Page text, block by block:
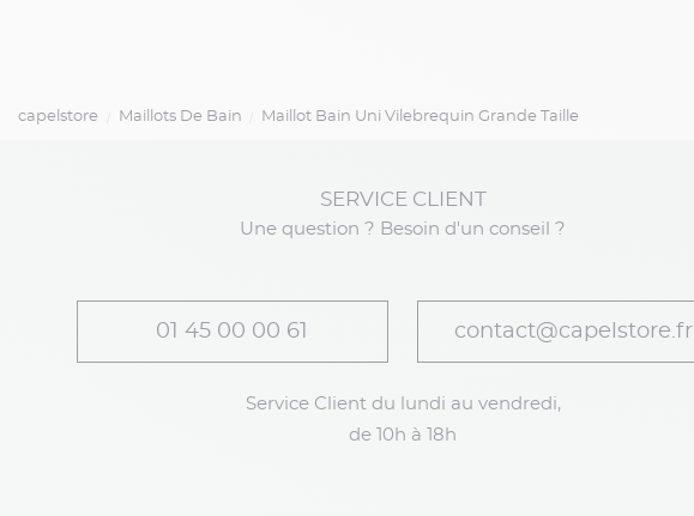
capelstore Maillots De Bain Maillot Bain Uni Vilebrequin Grande Taille
SERVICE CLIENT
Une question ? Besoin d'un conseil ?
01 45 00 00 61 contact@capelstore.fr
Service Client du lundi au vendredi,
de 10h à 18h